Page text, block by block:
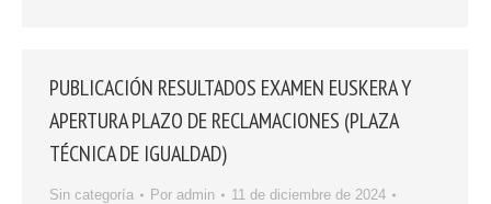
PUBLICACIÓN RESULTADOS EXAMEN EUSKERA Y
APERTURA PLAZO DE RECLAMACIONES (PLAZA
TÉCNICA DE IGUALDAD)
Sin categoría Por admin
11 de diciembre de 2024